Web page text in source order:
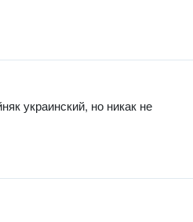
украинский, но никак не